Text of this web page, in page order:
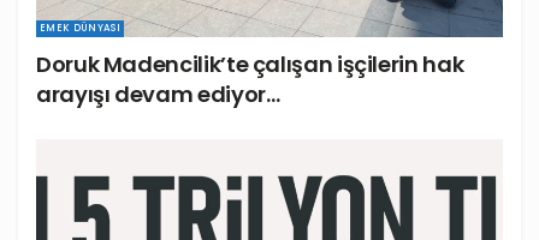
EMEK DÜNYASI
Doruk Madencilik’te çalışan işçilerin hak
arayışı devam ediyor…